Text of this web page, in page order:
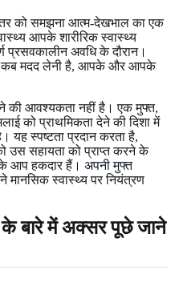
को समझना आत्म-देखभाल का एक
आपके शारीरिक स्वास्थ्य
प्रसवकालीन अवधि के दौरान।
कब मदद लेनी है, आपके और आपके
की आवश्यकता नहीं है। एक मुफ्त,
को प्राथमिकता देने की दिशा में
स्पष्टता प्रदान करता है,
उस सहायता को प्राप्त करने के
आप हकदार हैं। अपनी मुफ्त
स्वास्थ्य पर नियंत्रण
बारे में अक्सर पूछे जाने